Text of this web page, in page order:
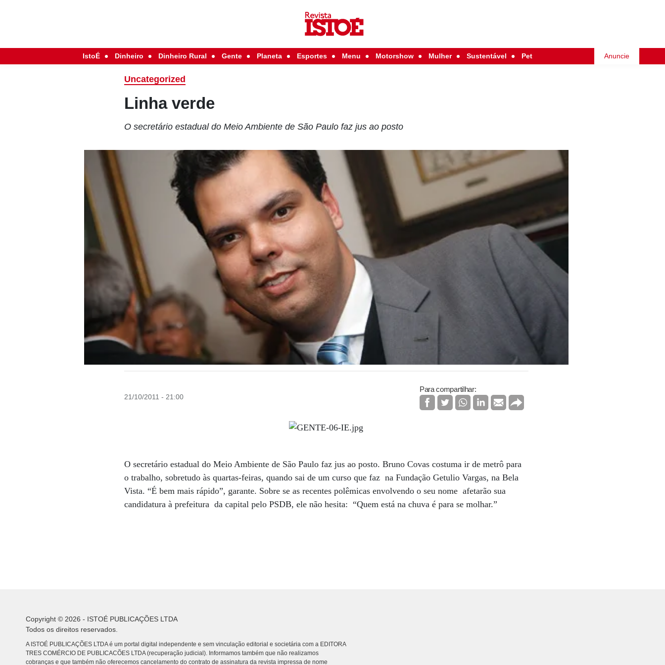
IstoÉ Dinheiro Dinheiro Rural Gente Planeta Esportes Menu Motorshow Mulher Sustentável Pet Anuncie
Uncategorized
Linha verde
O secretário estadual do Meio Ambiente de São Paulo faz jus ao posto
21/10/2011 - 21:00
Para compartilhar:
O secretário estadual do Meio Ambiente de São Paulo faz jus ao posto. Bruno Covas costuma ir de metrô para
o trabalho, sobretudo às quartas-feiras, quando sai de um curso que faz na Fundação Getulio Vargas, na Bela
Vista. “É bem mais rápido”, garante. Sobre se as recentes polêmicas envolvendo o seu nome afetarão sua
candidatura à prefeitura da capital pelo PSDB, ele não hesita: “Quem está na chuva é para se molhar.”
Copyright © 2026 - ISTOÉ PUBLICAÇÕES LTDA
Todos os direitos reservados.
A ISTOÉ PUBLICAÇÕES LTDA é um portal digital independente e sem vinculação editorial e societária com a EDITORA
TRES COMÉRCIO DE PUBLICACÕES LTDA (recuperação judicial). Informamos também que não realizamos
cobranças e que também não oferecemos cancelamento do contrato de assinatura da revista impressa de nome